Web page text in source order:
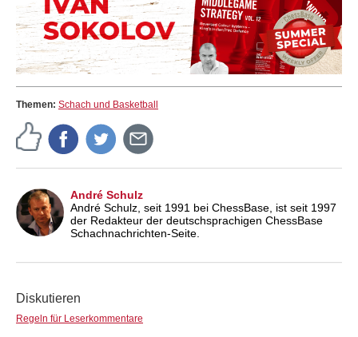
Themen: Schach und Basketball
André Schulz
André Schulz, seit 1991 bei ChessBase, ist seit 1997
der Redakteur der deutschsprachigen ChessBase
Schachnachrichten-Seite.
Diskutieren
Regeln für Leserkommentare